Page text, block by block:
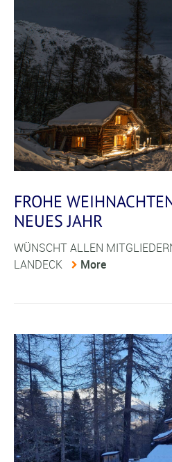
FROHE
NEUES JAHR
WÜNSCHT ALLEN
LANDECK
More